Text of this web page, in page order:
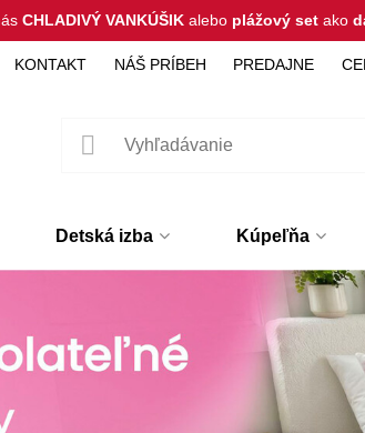
CHLADIVÝ VANKÚŠIK alebo plážový set ako
KONTAKT NÁŠ PRÍBEH PREDAJNE
Detská izba Kúpeľňa